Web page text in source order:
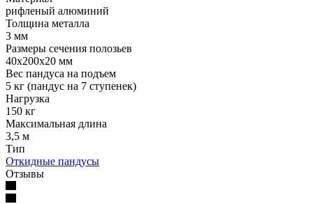
рифленый алюминий
Толщина металла
3 мм
Размеры сечения полозьев
40х200х20 мм
Вес пандуса на подъем
5 кг (пандус на 7 ступенек)
Нагрузка
150 кг
Максимальная длина
3,5 м
Тип
Откидные пандусы
Отзывы